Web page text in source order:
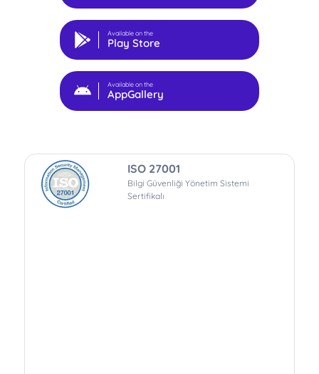
Available on the
Play Store
Available on the
AppGallery
ISO 27001
Bilgi Güvenliği Yönetim Sistemi
Sertifikalı